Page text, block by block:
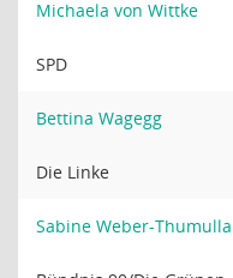
Michaela von Wittke
SPD
Bettina Wagegg
Die Linke
Sabine Weber-Thumulla